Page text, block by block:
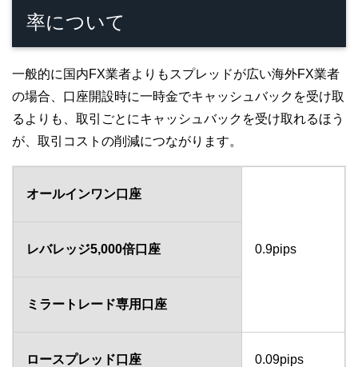
率について
一般的に国内FX業者よりもスプレッドが広い海外FX業者
の場合、口座開設時に一時金でキャッシュバックを受け取
るよりも、取引ごとにキャッシュバックを受け取れるほう
が、取引コストの削減につながります。
オールインワン口座
0.9pips
レバレッジ5,000倍口座
ミラートレード専用口座
ロースプレッド口座 0.09pips